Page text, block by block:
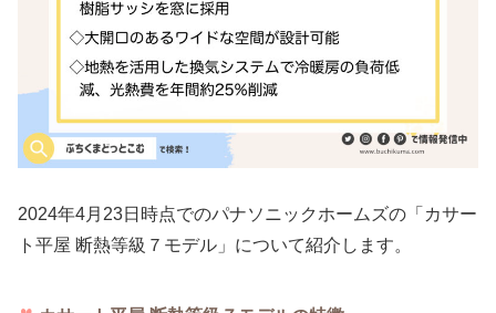
2024年4月23日時点でのパナソニックホームズの「カサー
ト平屋 断熱等級７モデル」について紹介します。